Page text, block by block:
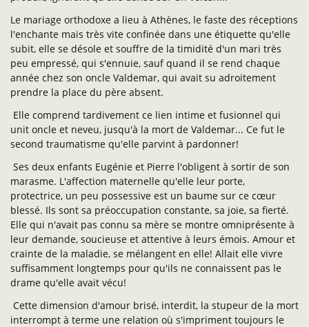
Le mariage orthodoxe a lieu à Athènes, le faste des réceptions
l'enchante mais très vite confinée dans une étiquette qu'elle
subit, elle se désole et souffre de la timidité d'un mari très
peu empressé, qui s'ennuie, sauf quand il se rend chaque
année chez son oncle Valdemar, qui avait su adroitement
prendre la place du père absent.
Elle comprend tardivement ce lien intime et fusionnel qui
unit oncle et neveu, jusqu'à la mort de Valdemar... Ce fut le
second traumatisme qu'elle parvint à pardonner!
Ses deux enfants Eugénie et Pierre l'obligent à sortir de son
marasme. L'affection maternelle qu'elle leur porte,
protectrice, un peu possessive est un baume sur ce cœur
blessé. Ils sont sa préoccupation constante, sa joie, sa fierté.
Elle qui n'avait pas connu sa mère se montre omniprésente à
leur demande, soucieuse et attentive à leurs émois. Amour et
crainte de la maladie, se mélangent en elle! Allait elle vivre
suffisamment longtemps pour qu'ils ne connaissent pas le
drame qu'elle avait vécu!
Cette dimension d'amour brisé, interdit, la stupeur de la mort
interrompt à terme une relation où s'impriment toujours le